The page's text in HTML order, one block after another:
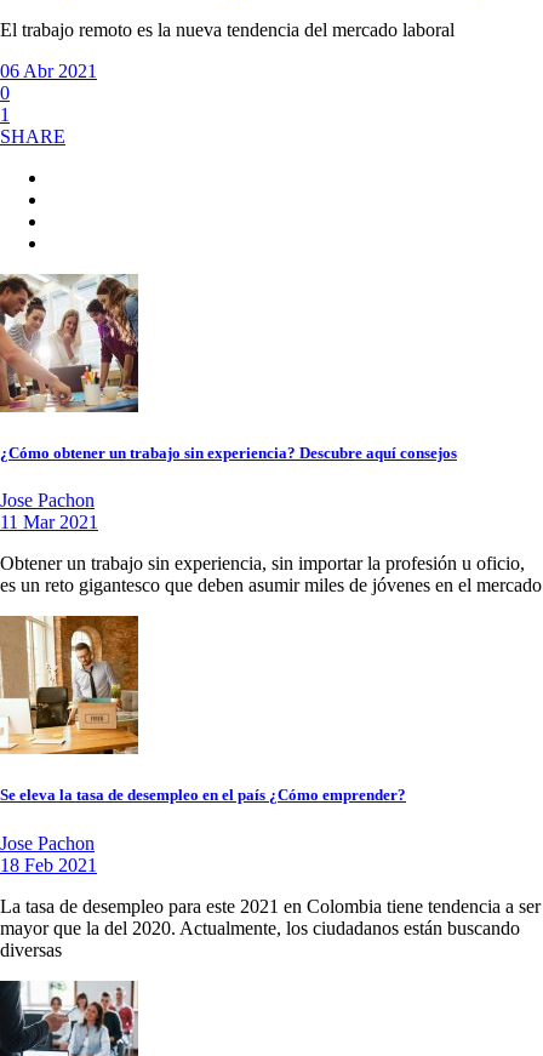
El trabajo remoto es la nueva tendencia del mercado laboral
06 Abr 2021
0
1
SHARE
¿Cómo obtener un trabajo sin experiencia? Descubre aquí consejos
Jose Pachon
11 Mar 2021
Obtener un trabajo sin experiencia, sin importar la profesión u oficio,
es un reto gigantesco que deben asumir miles de jóvenes en el mercado
Se eleva la tasa de desempleo en el país ¿Cómo emprender?
Jose Pachon
18 Feb 2021
La tasa de desempleo para este 2021 en Colombia tiene tendencia a ser
mayor que la del 2020. Actualmente, los ciudadanos están buscando
diversas